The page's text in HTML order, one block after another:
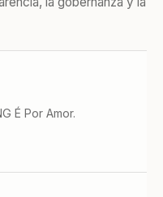
É Por Amor.